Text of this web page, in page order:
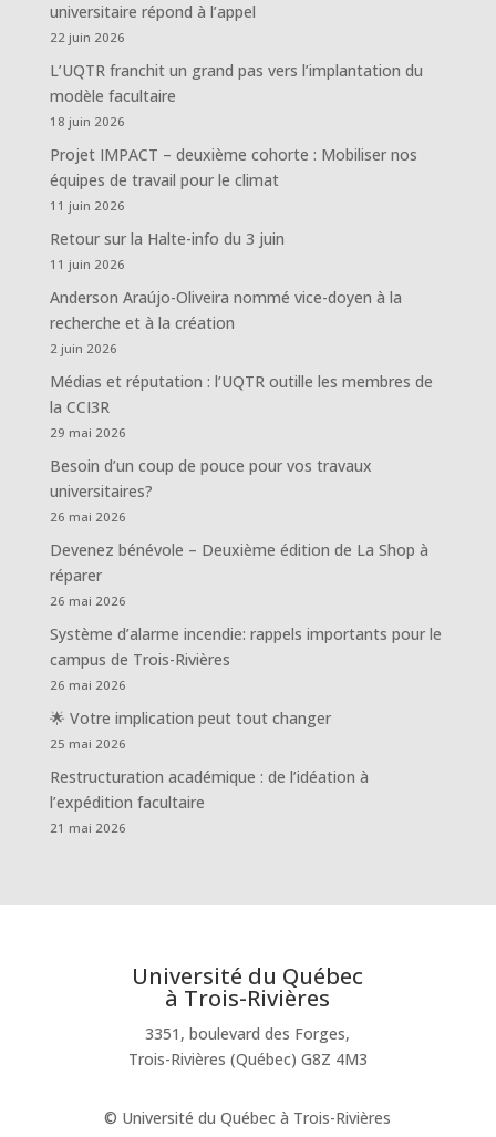
universitaire répond à l’appel
22 juin 2026
L’UQTR franchit un grand pas vers l’implantation du
modèle facultaire
18 juin 2026
Projet IMPACT – deuxième cohorte : Mobiliser nos
équipes de travail pour le climat
11 juin 2026
Retour sur la Halte-info du 3 juin
11 juin 2026
Anderson Araújo-Oliveira nommé vice-doyen à la
recherche et à la création
2 juin 2026
Médias et réputation : l’UQTR outille les membres de
la CCI3R
29 mai 2026
Besoin d’un coup de pouce pour vos travaux
universitaires?
26 mai 2026
Devenez bénévole – Deuxième édition de La Shop à
réparer
26 mai 2026
Système d’alarme incendie: rappels importants pour le
campus de Trois-Rivières
26 mai 2026
🌟 Votre implication peut tout changer
25 mai 2026
Restructuration académique : de l’idéation à
l’expédition facultaire
21 mai 2026
Université du Québec
à Trois-Rivières
3351, boulevard des Forges,
Trois-Rivières (Québec) G8Z 4M3
© Université du Québec à Trois-Rivières